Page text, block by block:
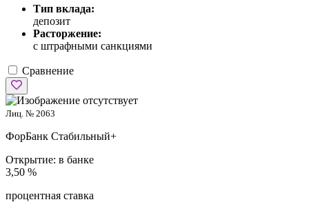
Тип вклада:
депозит
Расторжение:
с штрафными санкциями
Сравнение
Лиц. № 2063
ФорБанк Стабильный+
Открытие: в банке
3,50 %
процентная ставка